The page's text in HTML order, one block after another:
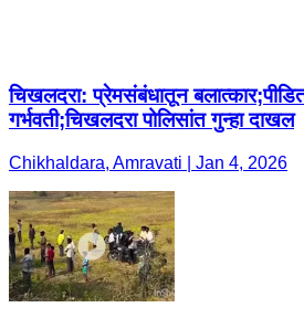
चिखलदरा: प्रेमसंबंधातून
गर्भवती;चिखलदरा पोलिसांत गुन्हा दाखल
Chikhaldara, Amravati | Jan 4, 2026